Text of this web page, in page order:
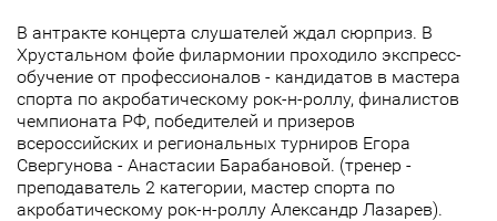
В антракте концерта слушателей ждал сюрприз. В
Хрустальном фойе филармонии проходило экспресс-
обучение от профессионалов - кандидатов в мастера
спорта по акробатическому рок-н-роллу, финалистов
чемпионата РФ, победителей и призеров
всероссийских и региональных турниров Егора
Свергунова - Анастасии Барабановой. (тренер -
преподаватель 2 категории, мастер спорта по
акробатическому рок-н-роллу Александр Лазарев).